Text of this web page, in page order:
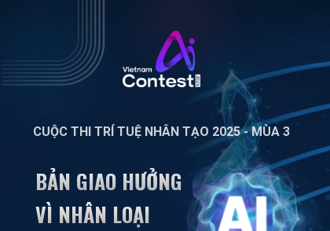
BẢN GIAO HƯỞNG
CUỘC THI TRÍ TUỆ NHÂN TẠO 2025 - MÙA 3
VÌ NHÂN LOẠI